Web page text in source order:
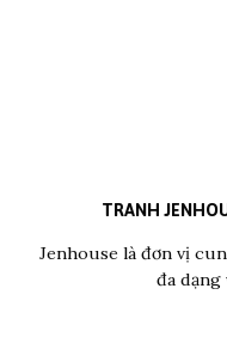
TRANH
Jenhouse là đơn vị
đa dạng